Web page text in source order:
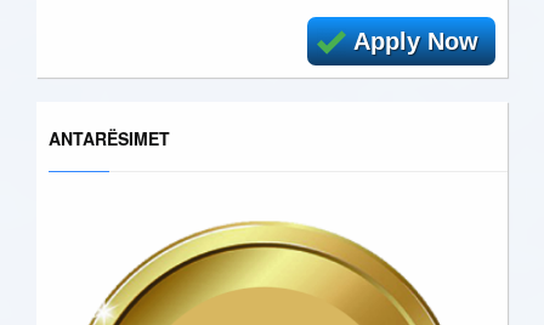
Apply Now
ANTARËSIMET